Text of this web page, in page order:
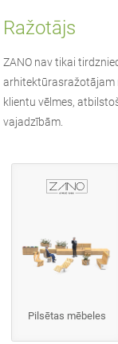
Ražotājs
ZANO nav tikai
arhitektūrasražotājam
klientu vēlmes,
vajadzībām.
Pilsētas mēbeles